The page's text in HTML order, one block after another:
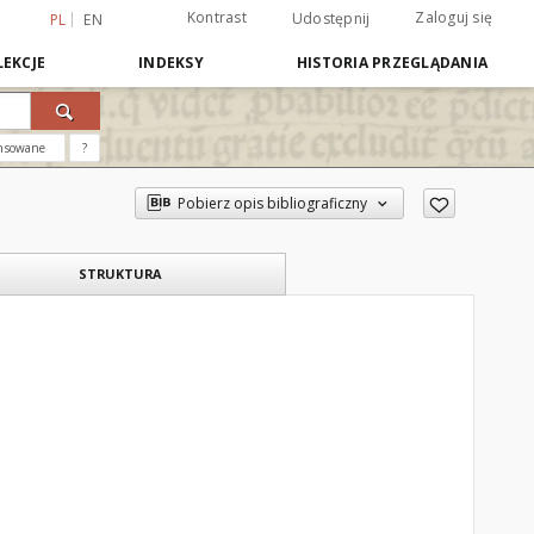
PL EN Kontrast Udostępnij Zaloguj się
INDEKSY HISTORIA PRZEGLĄDANIA
?
Pobierz opis bibliograficzny
STRUKTURA